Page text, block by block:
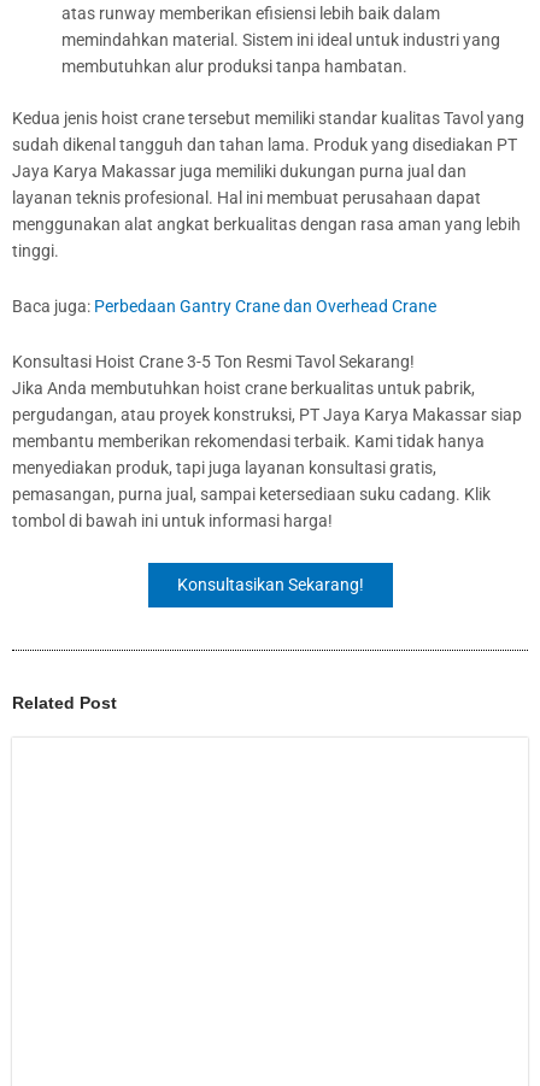
atas runway memberikan efisiensi lebih baik dalam
memindahkan material. Sistem ini ideal untuk industri yang
membutuhkan alur produksi tanpa hambatan.
Kedua jenis hoist crane tersebut memiliki standar kualitas Tavol yang
sudah dikenal tangguh dan tahan lama. Produk yang disediakan PT
Jaya Karya Makassar juga memiliki dukungan purna jual dan
layanan teknis profesional. Hal ini membuat perusahaan dapat
menggunakan alat angkat berkualitas dengan rasa aman yang lebih
tinggi.
Baca juga: Perbedaan Gantry Crane dan Overhead Crane
Konsultasi Hoist Crane 3-5 Ton Resmi Tavol Sekarang!
Jika Anda membutuhkan hoist crane berkualitas untuk pabrik,
pergudangan, atau proyek konstruksi, PT Jaya Karya Makassar siap
membantu memberikan rekomendasi terbaik. Kami tidak hanya
menyediakan produk, tapi juga layanan konsultasi gratis,
pemasangan, purna jual, sampai ketersediaan suku cadang. Klik
tombol di bawah ini untuk informasi harga!
Konsultasikan Sekarang!
Related Post